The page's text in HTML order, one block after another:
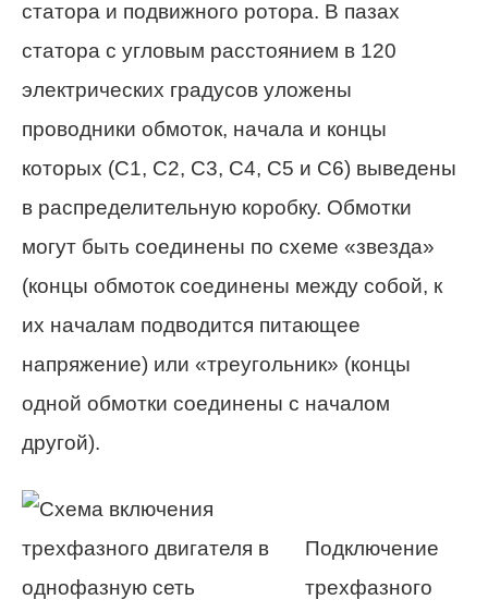
статора и подвижного ротора. В пазах
статора с угловым расстоянием в 120
электрических градусов уложены
проводники обмоток, начала и концы
которых (C1, C2, C3, C4, C5 и C6) выведены
в распределительную коробку. Обмотки
могут быть соединены по схеме «звезда»
(концы обмоток соединены между собой, к
их началам подводится питающее
напряжение) или «треугольник» (концы
одной обмотки соединены с началом
другой).
Подключение
трехфазного